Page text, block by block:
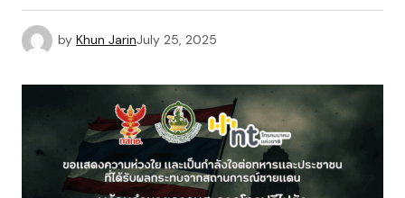
by Khun JarinJuly 25, 2025